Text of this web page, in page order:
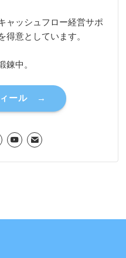
ャッシュフロー経営サポ
得意としています。
錬中。
ィール →